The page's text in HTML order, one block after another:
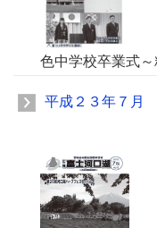
色中学校卒業式
平成２３年７月